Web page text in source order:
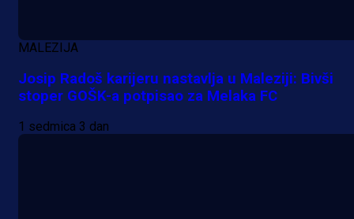
MALEZIJA
Josip Radoš karijeru nastavlja u Maleziji: Bivši
stoper GOŠK-a potpisao za Melaka FC
1 sedmica 3 dan